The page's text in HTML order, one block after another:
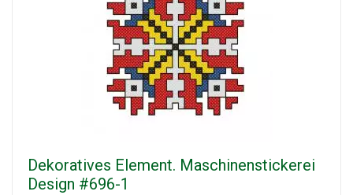
Dekoratives Element. Maschinenstickerei
Design #696-1